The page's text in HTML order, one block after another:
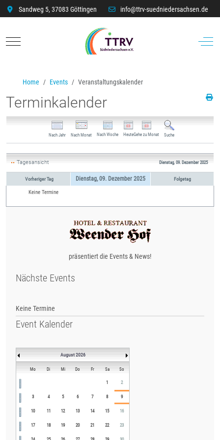
Sandweg 5, 37083 Göttingen info@ttrv-suedniedersachsen.de
Mobile Menu Toggle Off-
Home Events Veranstaltungskalender
Terminkalender
Nach Jahr Nach Monat Nach Woche HeuteGehe zu Monat Suche
Tagesansicht Dienstag, 09. Dezember 2025
Vorheriger Tag Dienstag, 09. Dezember 2025 Folgetag
Keine Termine
präsentiert die Events & News!
Nächste Events
Keine Termine
Event Kalender
August 2026
Mo Di Mi Do Fr Sa So
1 2
3 4 5 6 7 8 9
10 11 12 13 14 15 16
17 18 19 20 21 22 23